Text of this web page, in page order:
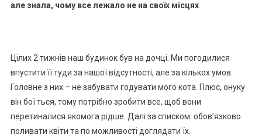
але знала, чому все лежало не на своїх місцях
Цілих 2 тижнів наш будинок був на дочці. Ми погодилися
впустити її туди за нашої відсутності, але за кількох умов.
Головне з них – не забувати годувати мого кота. Плюс, онуку
він бої ться, тому потрібно зробити все, щоб вони
перетиналися якомога рідше. Далі за списком: обов’язково
поливати квіти та по можливості доглядати їх.